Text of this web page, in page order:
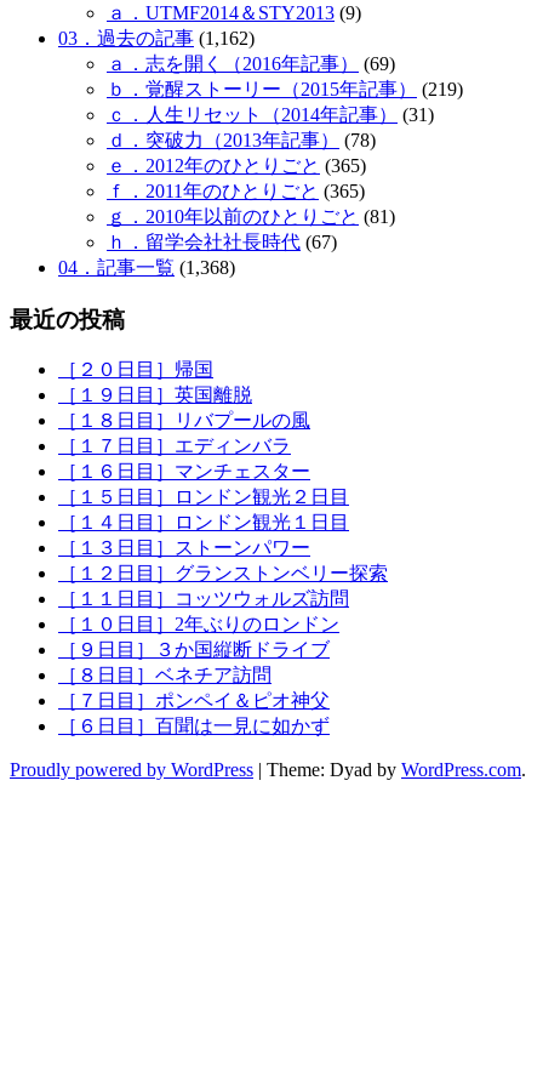
ａ．UTMF2014＆STY2013 (9)
03．過去の記事 (1,162)
ａ．志を開く（2016年記事）
(69)
ｂ．覚醒ストーリー（2015年記事）
(219)
ｃ．人生リセット（2014年記事）
(31)
ｄ．突破力（2013年記事）
(78)
ｅ．2012年のひとりごと (365)
ｆ．2011年のひとりごと (365)
ｇ．2010年以前のひとりごと (81)
ｈ．留学会社社長時代 (67)
04．記事一覧 (1,368)
最近の投稿
［２０日目］帰国
［１９日目］英国離脱
［１８日目］リバプールの風
［１７日目］エディンバラ
［１６日目］マンチェスター
［１５日目］ロンドン観光２日目
［１４日目］ロンドン観光１日目
［１３日目］ストーンパワー
［１２日目］グランストンベリー探索
［１１日目］コッツウォルズ訪問
［１０日目］2年ぶりのロンドン
［９日目］３か国縦断ドライブ
［８日目］ベネチア訪問
［７日目］ポンペイ＆ピオ神父
［６日目］百聞は一見に如かず
Proudly powered by WordPress | Theme: Dyad by WordPress.com.